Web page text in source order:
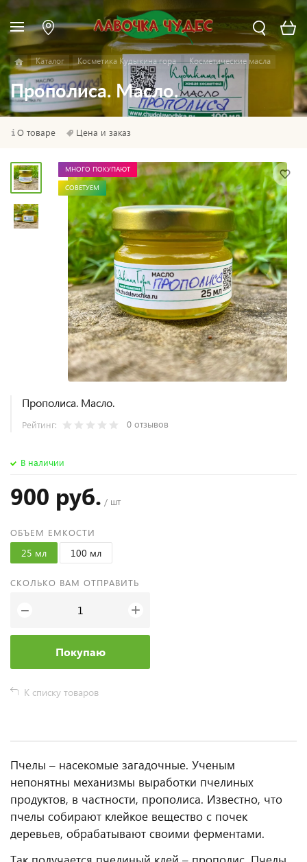
Каталог Косметика Кудыкина гора Косметические масла
Прополиса. Масло.
О товаре Цена и заказ
МНОГО ПОКУПАЮТ
СОВЕТУЕМ
Прополиса. Масло.
Рейтинг: 0 отзывов
В наличии
900 руб. / шт
ОБЪЕМ ЕМКОСТИ
25 мл 100 мл
СКОЛЬКО ВАМ ОТПРАВИТЬ
− +
Покупаю
К списку товаров
Пчелы – насекомые загадочные. Ученым
непонятны механизмы выработки пчелиных
продуктов, в частности, прополиса. Известно, что
пчелы собирают клейкое вещество с почек
деревьев, обрабатывают своими ферментами.